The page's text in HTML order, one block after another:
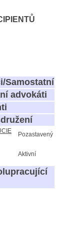
Samostatní
advokáti
Pozastavený
Aktivní